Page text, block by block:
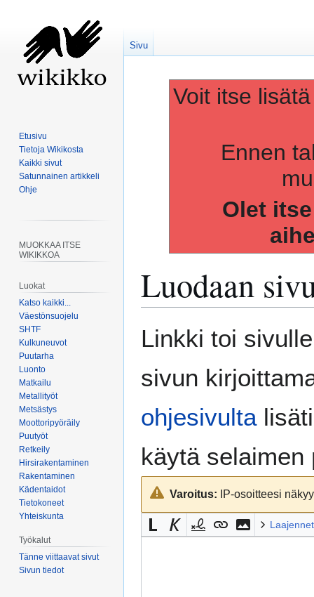
Voit itse
Ennen
Olet
Luodaan
navigaatioon
hakuun
Linkki toi
sivun
ohjesivulta
käytä selaimen
Varoitus: IP-osoitteesi
Sivu
Etusivu
Tietoja Wikikosta
Kaikki sivut
Satunnainen artikkeli
Ohje
MUOKKAA ITSE
WIKIKKOA
Luokat
Katso kaikki...
Väestönsuojelu
SHTF
Kulkuneuvot
Puutarha
Luonto
Matkailu
Metallityöt
Metsästys
Moottoripyöräily
Puutyöt
Retkeily
Hirsirakentaminen
Rakentaminen
Kädentaidot
Tietokoneet
Yhteiskunta
Työkalut
Tänne viittaavat sivut
Sivun tiedot